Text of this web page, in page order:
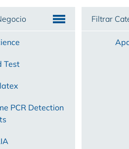
Test
PCR Detection
Filtrar